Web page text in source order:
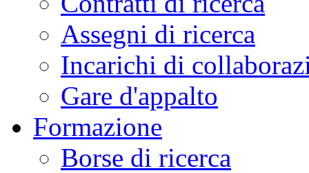
Assegni di ricerca
Incarichi di
Gare d'appalto
Formazione
Borse di ricerca